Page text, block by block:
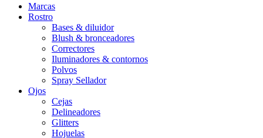
Marcas
Rostro
Bases & diluidor
Blush & bronceadores
Correctores
Iluminadores & contornos
Polvos
Spray Sellador
Ojos
Cejas
Delineadores
Glitters
Hojuelas